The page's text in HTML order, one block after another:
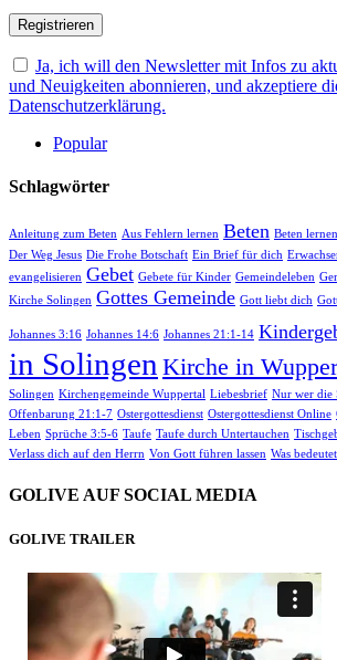
Ja, ich will den Newsletter mit Infos zu
und Neuigkeiten abonnieren, und akzeptiere
Datenschutzerklärung.
Popular
Schlagwörter
Anleitung zum Beten Aus Fehlern lernen Beten Beten lernen
Der Weg Jesus Die Frohe Botschaft Ein Brief für dich
evangelisieren Gebet Gebete für Kinder Gemeindeleben
Kirche Solingen Gottes Gemeinde Gott liebt dich
Johannes 3:16 Johannes 14:6 Johannes 21:1-14
in Solingen Kirche in
Solingen Kirchengemeinde Wuppertal Liebesbrief Nur wer die
Offenbarung 21:1-7 Ostergottesdienst Ostergottesdienst Online
Leben Sprüche 3:5-6 Taufe Taufe durch Untertauchen
Verlass dich auf den Herrn Von Gott führen lassen Was
GOLIVE AUF SOCIAL MEDIA
GOLIVE TRAILER